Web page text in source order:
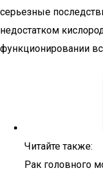
серьезные
недостатком
функционировании
Читайте также:
Рак головного